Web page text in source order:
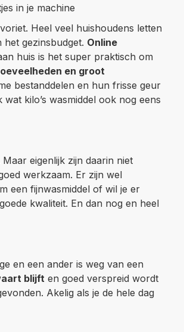
in je machine
Heel veel huishoudens letten
gezinsbudget. Online
huis is het super praktisch om
en groot
bestanddelen en hun frisse geur
kilo’s wasmiddel ook nog eens
eigenlijk zijn daarin niet
werkzaam. Er zijn wel
een fijnwasmiddel of wil je er
kwaliteit. En dan nog en heel
en een ander is weg van een
blijft en goed verspreid wordt
Akelig als je de hele dag